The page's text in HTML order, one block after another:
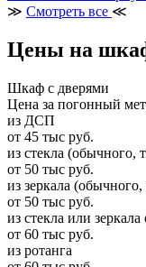
≫ Смотреть все ≪
Цены на
Шкаф с дверями
Цена за погонный
из ДСП
от 45 тыс руб.
из стекла (обычного,
от 50 тыс руб.
из зеркала
от 50 тыс руб.
из стекла или
от 60 тыс руб.
из ротанга